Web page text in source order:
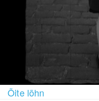
Õite lõhn